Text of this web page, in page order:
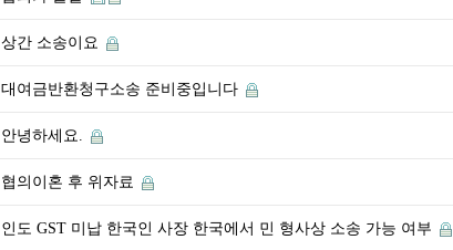
상간 소송이요
대여금반환청구소송 준비중입니다
안녕하세요.
협의이혼 후 위자료
인도 GST 미납 한국인 사장 한국에서 민 형사상 소송 가능 여부